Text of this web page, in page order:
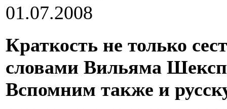
01.07.2008
Краткость не только
словами Вильяма
Вспомним также и